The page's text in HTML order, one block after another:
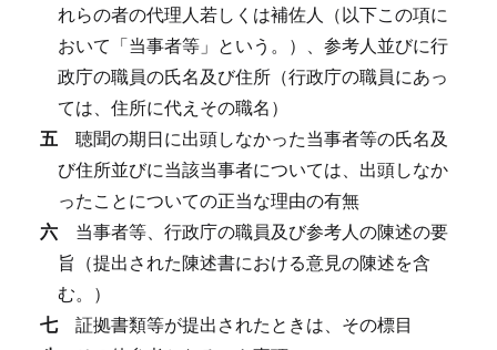
れらの者の代理人若しくは補佐人（以下この項に
おいて「当事者等」という。）、参考人並びに行
政庁の職員の氏名及び住所（行政庁の職員にあっ
ては、住所に代えその職名）
五 聴聞の期日に出頭しなかった当事者等の氏名及
び住所並びに当該当事者については、出頭しなか
ったことについての正当な理由の有無
六 当事者等、行政庁の職員及び参考人の陳述の要
旨（提出された陳述書における意見の陳述を含
む。）
七 証拠書類等が提出されたときは、その標目